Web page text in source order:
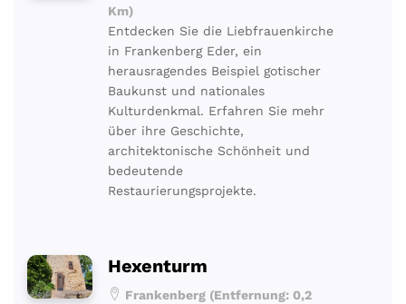
Km)
Entdecken Sie die Liebfrauenkirche
in Frankenberg Eder, ein
herausragendes Beispiel gotischer
Baukunst und nationales
Kulturdenkmal. Erfahren Sie mehr
über ihre Geschichte,
architektonische Schönheit und
bedeutende
Restaurierungsprojekte.
Hexenturm
Frankenberg (Entfernung: 0,2